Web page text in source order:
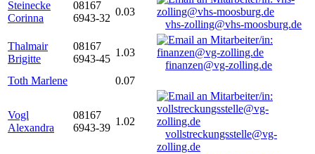
Steinecke
Corinna
08167
6943-32
0.03
vhs-zolling@vhs-moosburg.de
Thalmair
Brigitte
08167
6943-45
1.03
finanzen@vg-zolling.de
Toth Marlene
0.07
Vogl
Alexandra
08167
6943-39
1.02
vollstreckungsstelle@vg-
zolling.de